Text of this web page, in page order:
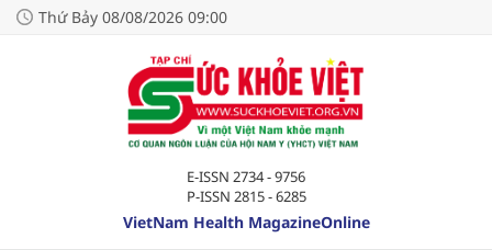
Thứ Bảy 08/08/2026 09:00
E-ISSN 2734 - 9756
P-ISSN 2815 - 6285
VietNam Health MagazineOnline